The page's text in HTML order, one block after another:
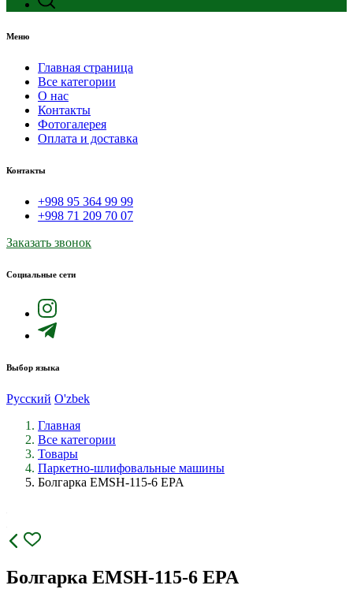
Меню
Главная страница
Все категории
О нас
Контакты
Фотогалерея
Оплата и доставка
Контакты
+998 95 364 99 99
+998 71 209 70 07
Заказать звонок
Социальные сети
Выбор языка
Русский O'zbek
Главная
Все категории
Товары
Паркетно-шлифовальные машины
Болгарка EMSH-115-6 EPA
Болгарка EMSH-115-6 EPA